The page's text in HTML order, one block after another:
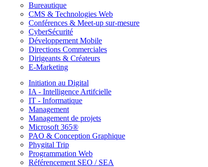
Bureautique
CMS & Technologies Web
Conférences & Meet-up sur-mesure
CyberSécurité
Développement Mobile
Directions Commerciales
Dirigeants & Créateurs
E-Marketing
Initiation au Digital
IA - Intelligence Artifcielle
IT - Informatique
Management
Management de projets
Microsoft 365®
PAO & Conception Graphique
Phygital Trip
Programmation Web
Référencement SEO / SEA